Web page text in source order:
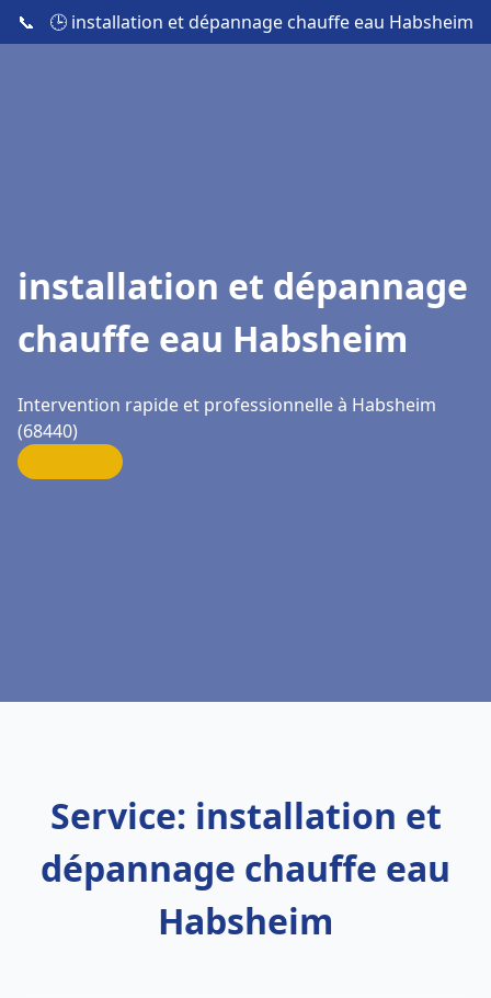
📞 🕒 installation et dépannage chauffe eau Habsheim
installation et dépannage
chauffe eau Habsheim
Intervention rapide et professionnelle à Habsheim
(68440)
Service: installation et
dépannage chauffe eau
Habsheim